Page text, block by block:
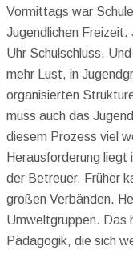
Vormittags war
Jugendlichen
Uhr Schulschluss.
mehr Lust, in
organisierten
muss auch das
diesem Prozess viel
Herausforderung
der Betreuer. Früher
großen Verbänden.
Umweltgruppen. Das
Pädagogik, die sich